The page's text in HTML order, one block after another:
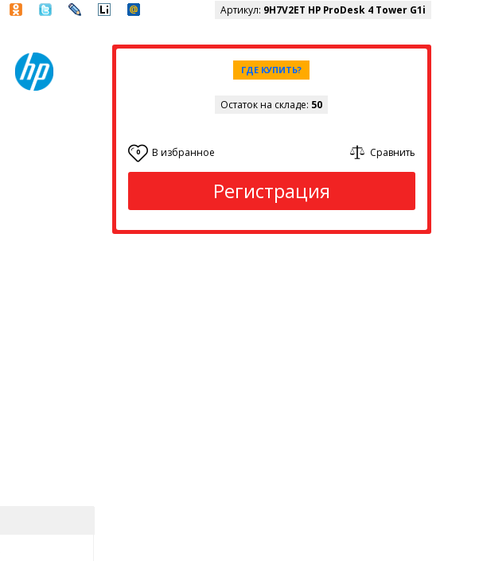
Артикул: 9H7V2ET HP ProDesk 4 Tower G1i
ГДЕ КУПИТЬ?
Остаток на складе: 50
0 В избранное Сравнить
Регистрация